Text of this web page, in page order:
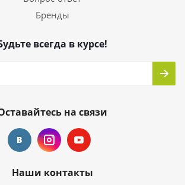
Бренды
всегда в курсе!
на связи
Наши контакты